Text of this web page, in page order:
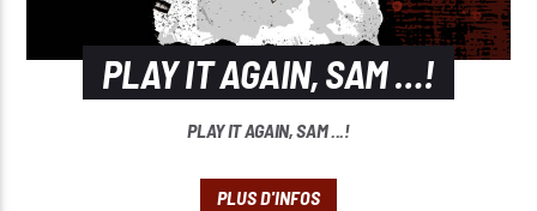
PLAY IT AGAIN, SAM …!
PLAY IT AGAIN, SAM ...!